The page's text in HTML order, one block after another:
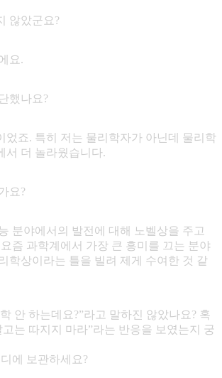
않았군요?
요.
했나요?
었죠. 특히 저는 물리학자가 아닌데 물리학
서 더 놀라웠습니다.
요?
분야에서의 발전에 대해 노벨상을 주고
즘 과학계에서 가장 큰 흥미를 끄는 분야
학상이라는 틀을 빌려 제게 수여한 것 같
안 하는데요?”라고 말하진 않았나요? 혹
는 따지지 마라”라는 반응을 보였는지 궁
에 보관하세요?